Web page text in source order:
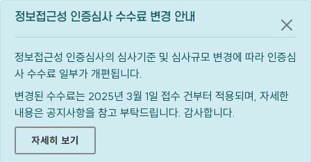
정보접근성 인증심사 수수료 변경 안내
정보접근성 인증심사의 심사기준 및 심사규모 변경에 따라 인증심
사 수수료 일부가 개편됩니다.
변경된 수수료는 2025년 3월 1일 접수 건부터 적용되며, 자세한
내용은 공지사항을 참고 부탁드립니다. 감사합니다.
자세히 보기
공지